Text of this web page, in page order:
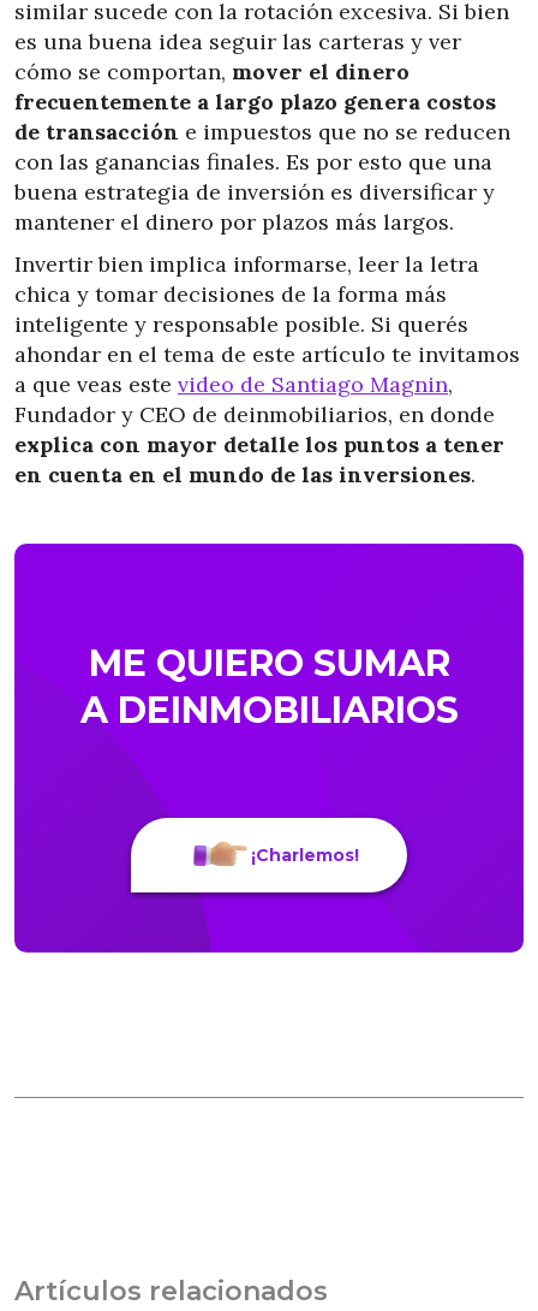
similar sucede con la rotación excesiva. Si bien
es una buena idea seguir las carteras y ver
cómo se comportan, mover el dinero
frecuentemente a largo plazo genera costos
de transacción e impuestos que no se reducen
con las ganancias finales. Es por esto que una
buena estrategia de inversión es diversificar y
mantener el dinero por plazos más largos.
Invertir bien implica informarse, leer la letra
chica y tomar decisiones de la forma más
inteligente y responsable posible. Si querés
ahondar en el tema de este artículo te invitamos
a que veas este video de Santiago Magnin,
Fundador y CEO de deinmobiliarios, en donde
explica con mayor detalle los puntos a tener
en cuenta en el mundo de las inversiones.
ME QUIERO SUMAR
A DEINMOBILIARIOS
¡Charlemos!
Artículos relacionados